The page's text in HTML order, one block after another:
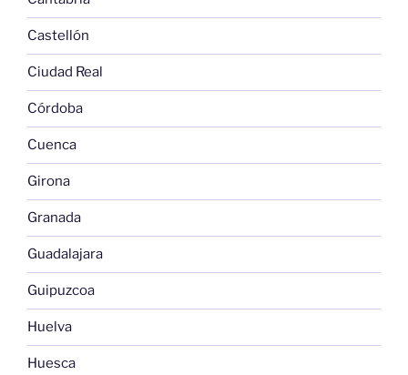
Castellón
Ciudad Real
Córdoba
Cuenca
Girona
Granada
Guadalajara
Guipuzcoa
Huelva
Huesca